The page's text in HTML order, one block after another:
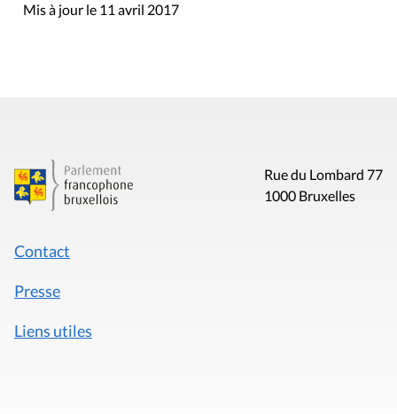
Mis à jour le 11 avril 2017
Rue du Lombard 77
1000 Bruxelles
Contact
Presse
Liens utiles